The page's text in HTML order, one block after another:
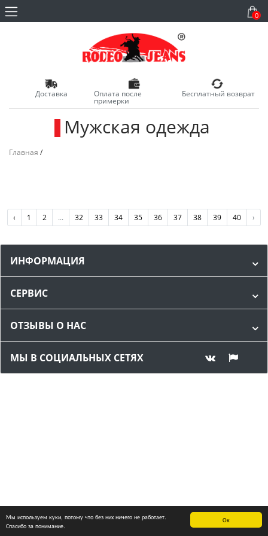
Ок
Мы используем куки, потому что без них ничего не работает.
Спасибо за понимание.
0
Доставка Оплата после
примерки
Бесплатный возврат
Мужская одежда
Главная /
‹ 1 2 ... 32 33 34 35 36 37 38 39 40 ›
ИНФОРМАЦИЯ
СЕРВИС
ОТЗЫВЫ О НАС
МЫ В СОЦИАЛЬНЫХ СЕТЯХ